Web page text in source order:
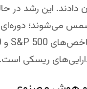
دادند. این رشد در
می‌شوند؛
ریسکی است.